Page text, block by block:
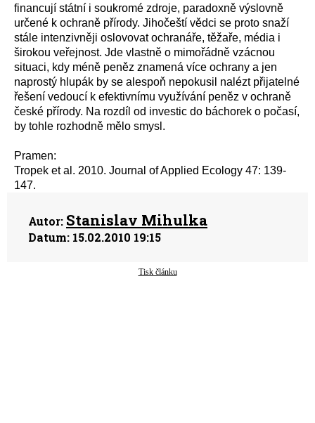
financují státní i soukromé zdroje, paradoxně výslovně
určené k ochraně přírody. Jihočeští vědci se proto snaží
stále intenzivněji oslovovat ochranáře, těžaře, média i
širokou veřejnost. Jde vlastně o mimořádně vzácnou
situaci, kdy méně peněz znamená více ochrany a jen
naprostý hlupák by se alespoň nepokusil nalézt přijatelné
řešení vedoucí k efektivnímu využívání peněz v ochraně
české přírody. Na rozdíl od investic do báchorek o počasí,
by tohle rozhodně mělo smysl.
Pramen:
Tropek et al. 2010. Journal of Applied Ecology 47: 139-
147.
Autor: Stanislav Mihulka
Datum: 15.02.2010 19:15
Tisk článku